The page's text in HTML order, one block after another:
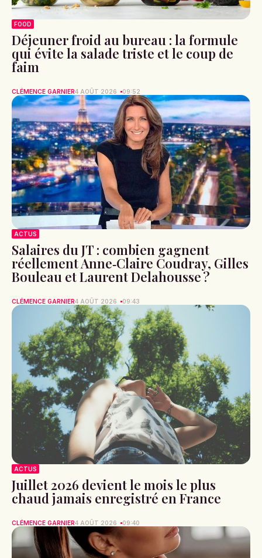
FOOD
Déjeuner froid au bureau : la formule
qui évite la salade triste et le coup de
faim
CLÉMENCE GARNIER4 AOÛT 2026 09:52
ACTUS
Salaires du JT : combien gagnent
réellement Anne‑Claire Coudray, Gilles
Bouleau et Laurent Delahousse ?
CLÉMENCE GARNIER4 AOÛT 2026 09:43
ACTUS
Juillet 2026 devient le mois le plus
chaud jamais enregistré en France
CLÉMENCE GARNIER4 AOÛT 2026 09:40